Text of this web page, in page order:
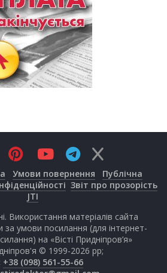
Умови повернення
Публічна
Звіт про прозорість
JTI
Використання матеріалів сайта
за умови посилання (для інтернет-
на «Вісті Придніпров’я»
© 1999-2026 рр;
+38 (098) 561-55-66